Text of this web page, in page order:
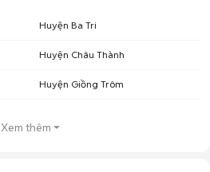
Huyện Ba Tri
Huyện Châu Thành
Huyện Giồng Trôm
Xem thêm